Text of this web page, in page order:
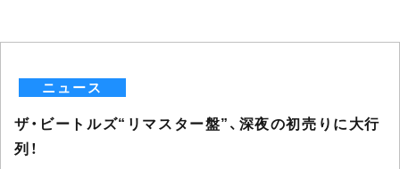
ニュース
ザ・ビートルズ“リマスター盤”、深夜の初売りに大行
列！